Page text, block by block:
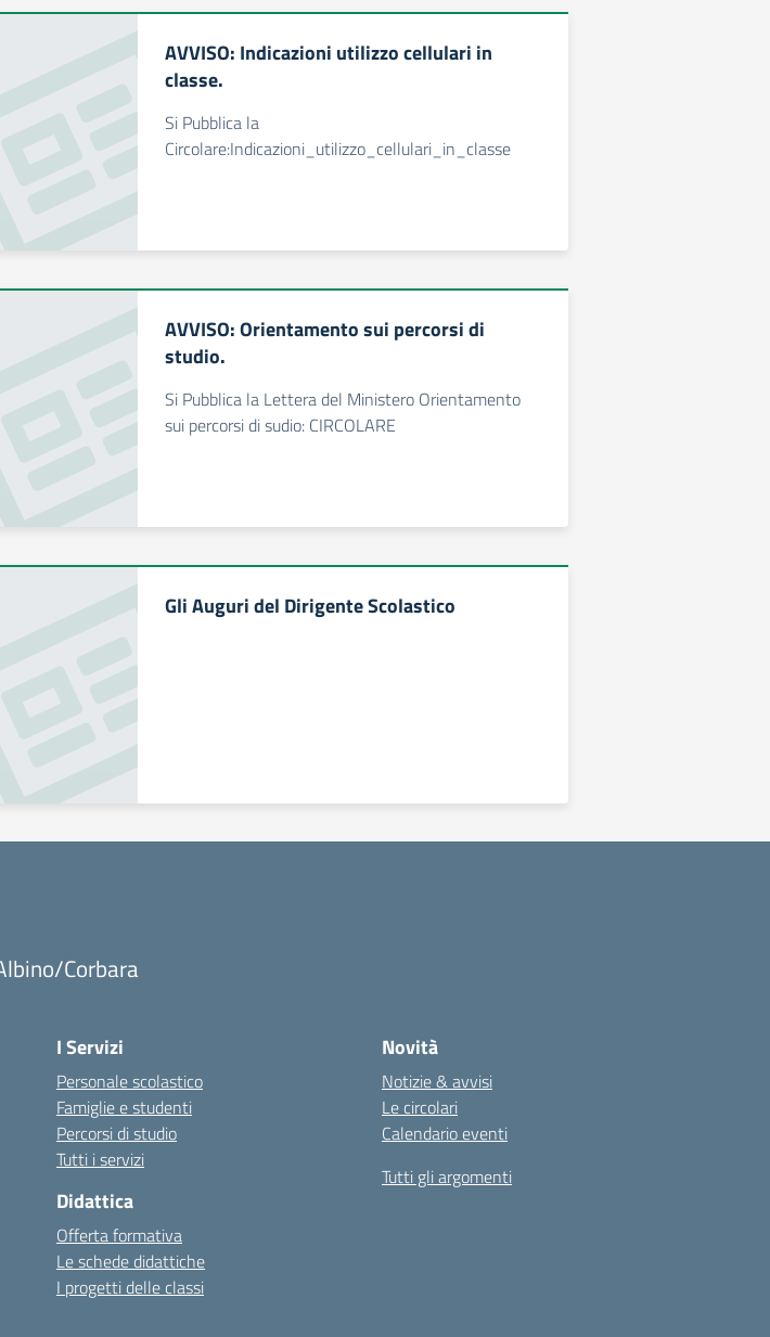
AVVISO: Indicazioni utilizzo cellulari in
classe.
Si Pubblica la
Circolare:Indicazioni_utilizzo_cellulari_in_classe
AVVISO: Orientamento sui percorsi di
studio.
Si Pubblica la Lettera del Ministero Orientamento
sui percorsi di sudio: CIRCOLARE
Gli Auguri del Dirigente Scolastico
Corbara
I Servizi
Personale scolastico
Famiglie e studenti
Percorsi di studio
Tutti i servizi
Didattica
Offerta formativa
Le schede didattiche
I progetti delle classi
Novità
Notizie & avvisi
Le circolari
Calendario eventi
Tutti gli argomenti